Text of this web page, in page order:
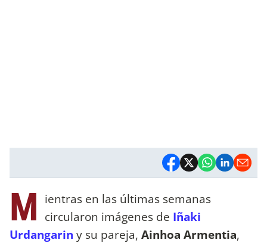
M ientras en las últimas semanas
circularon imágenes de Iñaki
Urdangarin y su pareja, Ainhoa Armentia,